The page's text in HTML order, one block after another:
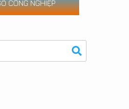
CÔNG NGHIỆP